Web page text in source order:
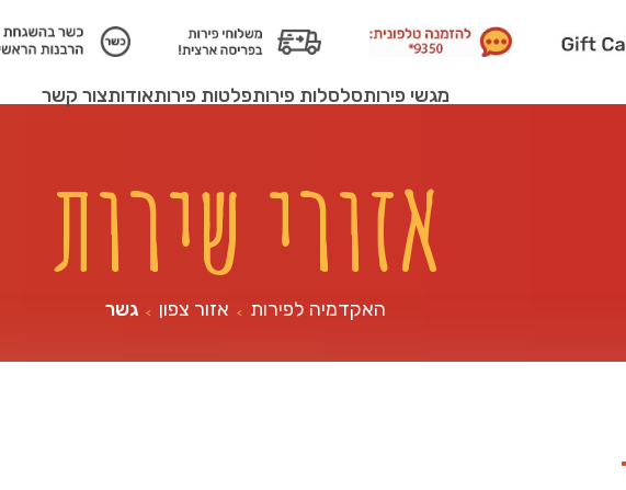
מגשי פירותסלסלות פירותפלטות פירותאודותצור קשר
אזורי שירות
האקדמיה לפירות > אזור צפון > גשר